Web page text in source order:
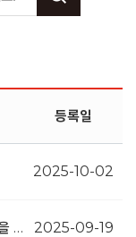
등록일
2025-10-02
[제품소개] 경쟁력 있는 가격의 육가공품 4종을 소개합니다. 2025-09-19